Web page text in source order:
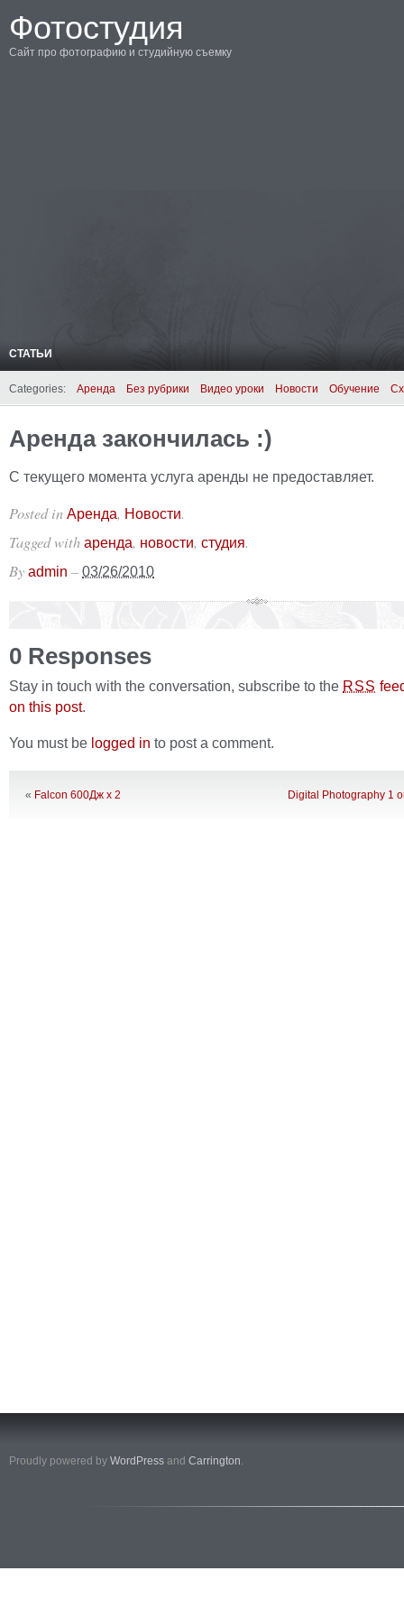
Фотостудия
Сайт про фотографию и студийную съемку
СТАТЬИ
Categories: Аренда Без рубрики Видео уроки Новости Обучение
Аренда закончилась :)
С текущего момента услуга аренды не предоставляет.
Posted in Аренда, Новости.
Tagged with аренда, новости, студия.
By admin – 03/26/2010
0 Responses
Stay in touch with the conversation, subscribe to the RSS
on this post.
You must be logged in to post a comment.
« Falcon 600Дж x 2 Digital Photography 1
Proudly powered by WordPress and Carrington.